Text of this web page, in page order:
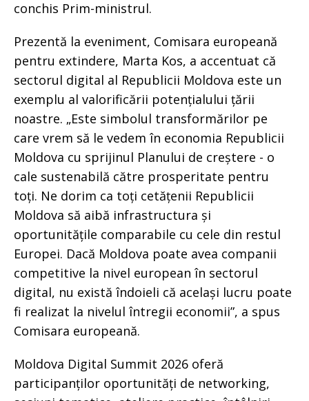
conchis Prim-ministrul.
Prezentă la eveniment, Comisara europeană
pentru extindere, Marta Kos, a accentuat că
sectorul digital al Republicii Moldova este un
exemplu al valorificării potențialului țării
noastre. „Este simbolul transformărilor pe
care vrem să le vedem în economia Republicii
Moldova cu sprijinul Planului de creștere - o
cale sustenabilă către prosperitate pentru
toți. Ne dorim ca toți cetățenii Republicii
Moldova să aibă infrastructura și
oportunitățile comparabile cu cele din restul
Europei. Dacă Moldova poate avea companii
competitive la nivel european în sectorul
digital, nu există îndoieli că același lucru poate
fi realizat la nivelul întregii economii”, a spus
Comisara europeană.
Moldova Digital Summit 2026 oferă
participanților oportunități de networking,